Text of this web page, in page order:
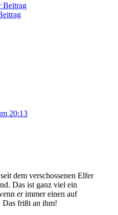
Beitrag
20:13
dem verschossenen Elfer
Das ist ganz viel ein
er immer einen auf
Das frißt an ihm!